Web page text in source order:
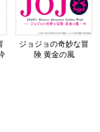
ジョジョの奇妙な冒
険 黄金の風